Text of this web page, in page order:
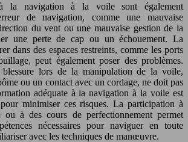
la navigation à la voile sont également
de navigation, comme une mauvaise
du vent ou une mauvaise gestion de la
une perte de cap ou un échouement. La
dans des espaces restreints, comme les ports
peut également poser des problèmes.
lors de la manipulation de la voile,
ou un contact avec un cordage, ne doit pas
adéquate à la navigation à la voile est
minimiser ces risques. La participation à
ou à des cours de perfectionnement permet
nécessaires pour naviguer en toute
avec les techniques de manœuvre.